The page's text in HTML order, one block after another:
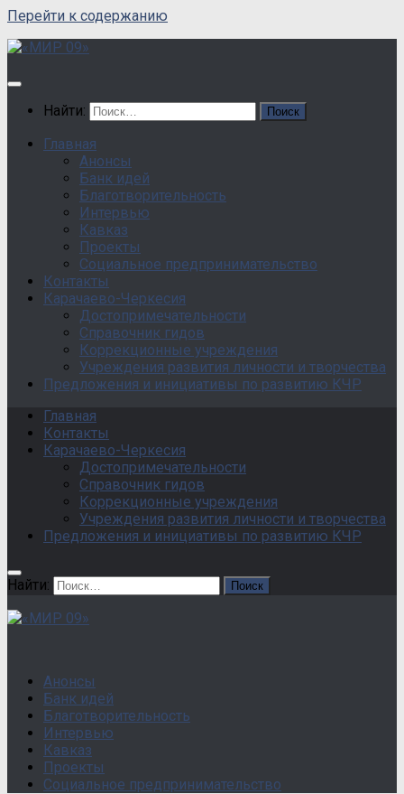
Перейти к содержанию
Найти:
Главная
Анонсы
Банк идей
Благотворительность
Интервью
Кавказ
Проекты
Социальное предпринимательство
Контакты
Карачаево-Черкесия
Достопримечательности
Справочник гидов
Коррекционные учреждения
Учреждения развития личности и творчества
Предложения и инициативы по развитию КЧР
Главная
Контакты
Карачаево-Черкесия
Достопримечательности
Справочник гидов
Коррекционные учреждения
Учреждения развития личности и творчества
Предложения и инициативы по развитию КЧР
Найти:
Анонсы
Банк идей
Благотворительность
Интервью
Кавказ
Проекты
Социальное предпринимательство